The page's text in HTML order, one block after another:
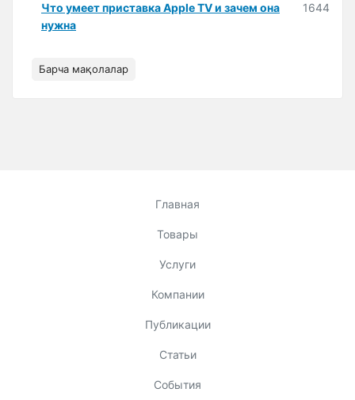
Что умеет приставка Apple TV и зачем она
нужна
1644
Барча мақолалар
Главная
Товары
Услуги
Компании
Публикации
Статьи
События